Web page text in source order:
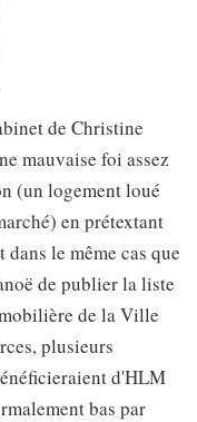
de Christine
mauvaise foi assez
(un logement loué
en prétextant
le même cas que
de publier la liste
de la Ville
plusieurs
d'HLM
bas par